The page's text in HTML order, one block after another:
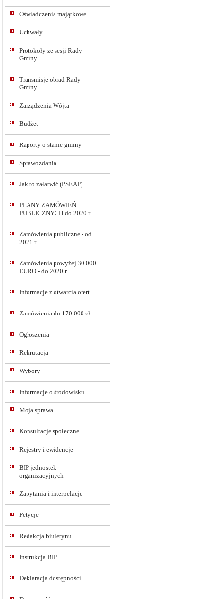
Oświadczenia majątkowe
Uchwały
Protokoły ze sesji Rady
Gminy
Transmisje obrad Rady
Gminy
Zarządzenia Wójta
Budżet
Raporty o stanie gminy
Sprawozdania
Jak to załatwić (PSEAP)
PLANY ZAMÓWIEŃ
PUBLICZNYCH do 2020 r
Zamówienia publiczne - od
2021 r.
Zamówienia powyżej 30 000
EURO - do 2020 r.
Informacje z otwarcia ofert
Zamówienia do 170 000 zł
Ogłoszenia
Rekrutacja
Wybory
Informacje o środowisku
Moja sprawa
Konsultacje społeczne
Rejestry i ewidencje
BIP jednostek
organizacyjnych
Zapytania i interpelacje
Petycje
Redakcja biuletynu
Instrukcja BIP
Deklaracja dostępności